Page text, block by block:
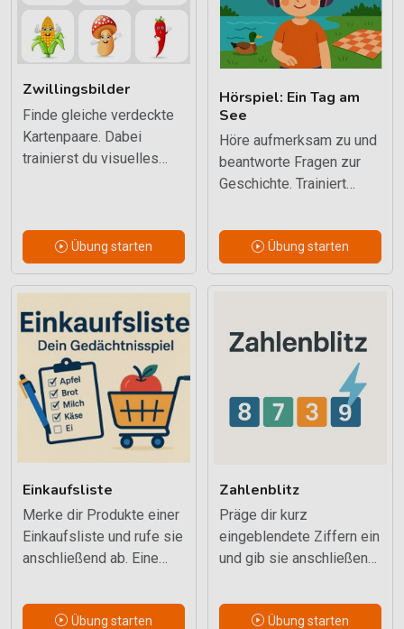
Zwillingsbilder
Finde gleiche verdeckte
Kartenpaare. Dabei
trainierst du visuelles
Übung starten
Hörspiel: Ein Tag am
See
Höre aufmerksam zu und
beantworte Fragen zur
Geschichte. Trainiert
inhaltliches Erinnern.
Übung starten
Einkaufsliste
Merke dir Produkte einer
Einkaufsliste und rufe sie
anschließend ab. Eine
mehreren Stufen.
Übung starten
Zahlenblitz
Präge dir kurz
eingeblendete Ziffern ein
und gib sie anschließend
steigert sich behutsam.
Übung starten